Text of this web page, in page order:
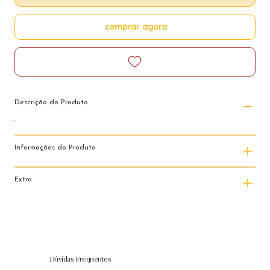
comprar agora
Descrição do Produto
Informações do Produto
Extra
Dúvidas Frequentes